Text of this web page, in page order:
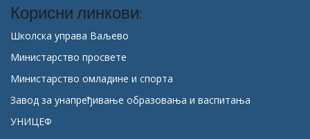
Корисни линкови:
Школска управа Ваљево
Министарство просвете
Министарство омладине и спорта
Завод за унапређивање образовања и васпитања
УНИЦЕФ